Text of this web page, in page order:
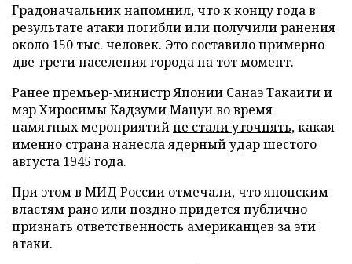
Градоначальник напомнил, что к концу года в
результате атаки погибли или получили ранения
около 150 тыс. человек. Это составило примерно
две трети населения города на тот момент.
Ранее премьер-министр Японии Санаэ Такаити и
мэр Хиросимы Кадзуми Мацуи во время
памятных мероприятийне стали уточнять, какая
именно страна нанесла ядерный удар шестого
августа 1945 года.
При этом в МИД России отмечали, что японским
властям рано или поздно придется публично
признать ответственность американцев за эти
атаки.